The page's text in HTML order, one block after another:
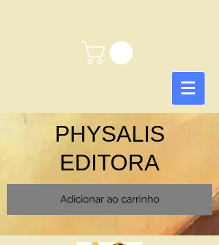
PHYSALIS
EDITORA
Adicionar ao carrinho